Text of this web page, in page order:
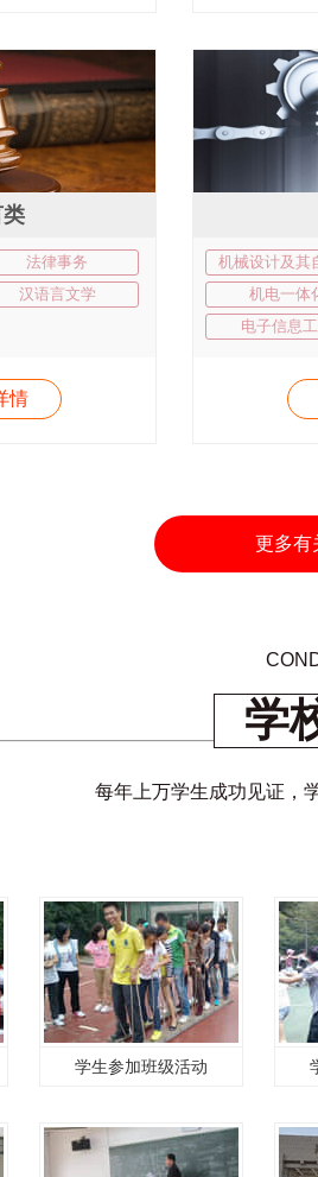
法律事务
汉语言文学
情
机械设计及其
机电一体
电子信息
更多有
学
每年上万学生成功见证，
学生参加班级活动